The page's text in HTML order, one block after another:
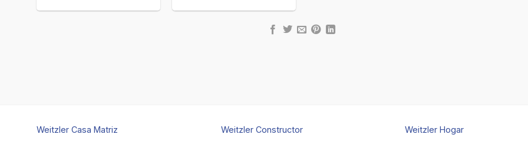
Weitzler Casa Matriz Weitzler Constructor Weitzler Hogar